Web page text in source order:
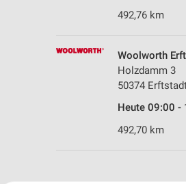
492,76 km
Woolworth
Holzdamm 3
50374
Heute 09:00 -
492,70 km